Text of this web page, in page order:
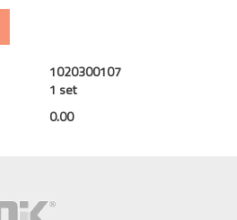
1020300107
1 set
0.00